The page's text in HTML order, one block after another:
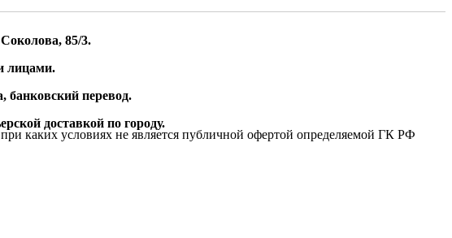
85/3.
лицами.
перевод.
доставкой по городу.
каких условиях не является публичной офертой определяемой ГК РФ